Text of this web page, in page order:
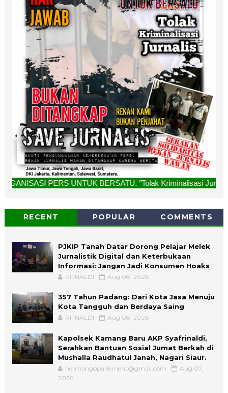
UNTUK BERSATU. "Tolak Kriminalisasi Jurnalis, Rekan
RECENT POPULAR COMMENTS
PJKIP Tanah Datar Dorong Pelajar Melek
Jurnalistik Digital dan Keterbukaan
Informasi: Jangan Jadi Konsumen Hoaks
RIFNALDI Aug 08, 2026
357 Tahun Padang: Dari Kota Jasa Menuju
Kota Tangguh dan Berdaya Saing
RIFNALDI Aug 08, 2026
Kapolsek Kamang Baru AKP Syafrinaldi,
Serahkan Bantuan Sosial Jumat Berkah di
Mushalla Raudhatul Janah, Nagari Siaur.
hermangoparlement@gmail.com
Aug 07,
2026